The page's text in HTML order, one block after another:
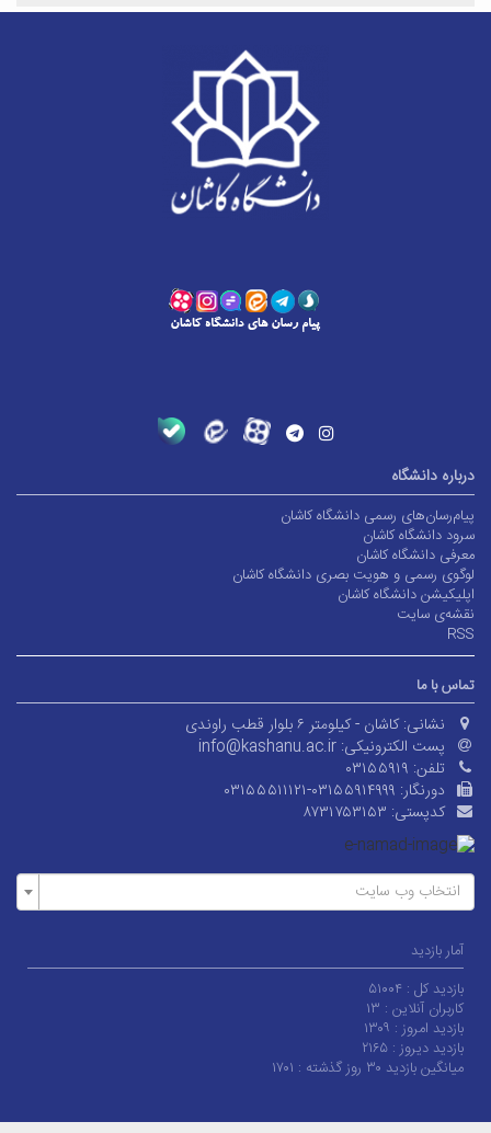
درباره دانشگاه
پیام‌رسان‌های رسمی دانشگاه کاشان
سرود دانشگاه کاشان
معرفی دانشگاه کاشان
لوگوی رسمی و هویت بصری دانشگاه کاشان
اپلیکیشن دانشگاه کاشان
نقشه‌ی سایت
RSS
تماس با ما
نشانی: کاشان - کیلومتر ۶ بلوار قطب راوندی
پست الکترونیکی: info@kashanu.ac.ir
تلفن: ۰۳۱۵۵۹۱۹
دورنگار: ۰۳۱۵۵۵۱۱۱۲۱-۰۳۱۵۵۹۱۴۹۹۹
کدپستی: ۸۷۳۱۷۵۳۱۵۳
انتخاب وب سایت
آمار بازدید
بازدید کل : ۵۱۰۰۴
کاربران آنلاین : ۱۳
بازدید امروز : ۱۳۰۹
بازدید دیروز : ۲۱۶۵
میانگین بازدید ۳۰ روز گذشته :
۱۷۰۱